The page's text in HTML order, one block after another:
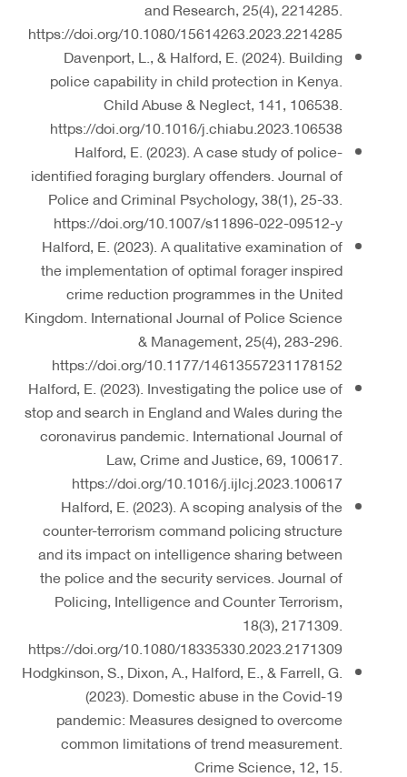
and Research, 25(4), 2214285.
https://doi.org/10.1080/15614263.2023.2214285
Davenport, L., & Halford, E. (2024). Building
police capability in child protection in Kenya.
Child Abuse & Neglect, 141, 106538.
https://doi.org/10.1016/j.chiabu.2023.106538
Halford, E. (2023). A case study of police-
identified foraging burglary offenders. Journal of
Police and Criminal Psychology, 38(1), 25-33.
https://doi.org/10.1007/s11896-022-09512-y
Halford, E. (2023). A qualitative examination of
the implementation of optimal forager inspired
crime reduction programmes in the United
Kingdom. International Journal of Police Science
& Management, 25(4), 283-296.
https://doi.org/10.1177/14613557231178152
Halford, E. (2023). Investigating the police use of
stop and search in England and Wales during the
coronavirus pandemic. International Journal of
Law, Crime and Justice, 69, 100617.
https://doi.org/10.1016/j.ijlcj.2023.100617
Halford, E. (2023). A scoping analysis of the
counter-terrorism command policing structure
and its impact on intelligence sharing between
the police and the security services. Journal of
Policing, Intelligence and Counter Terrorism,
18(3), 2171309.
https://doi.org/10.1080/18335330.2023.2171309
Hodgkinson, S., Dixon, A., Halford, E., & Farrell, G.
(2023). Domestic abuse in the Covid-19
pandemic: Measures designed to overcome
common limitations of trend measurement.
Crime Science, 12, 15.